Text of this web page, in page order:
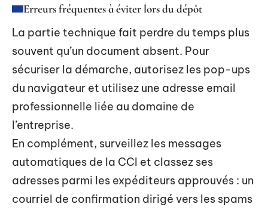
Erreurs fréquentes à éviter lors du dépôt
La partie technique fait perdre du temps plus
souvent qu’un document absent. Pour
sécuriser la démarche, autorisez les pop-ups
du navigateur et utilisez une adresse email
professionnelle liée au domaine de
l’entreprise.
En complément, surveillez les messages
automatiques de la CCI et classez ses
adresses parmi les expéditeurs approuvés : un
courriel de confirmation dirigé vers les spams